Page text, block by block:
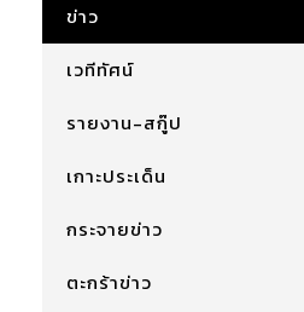
ข่าว
เวทีทัศน์
รายงาน-สกู๊ป
เกาะประเด็น
กระจายข่าว
ตะกร้าข่าว